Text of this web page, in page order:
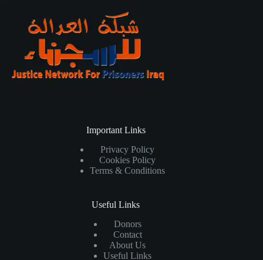
Important Links
Privacy Policy
Cookies Policy
Terms & Conditions
Useful Links
Donors
Contact
About Us
Useful Links